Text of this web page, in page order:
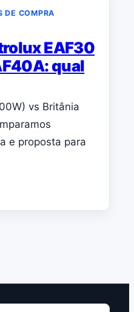
DE COMPRA
EAF30
qual
vs Britânia
e proposta para